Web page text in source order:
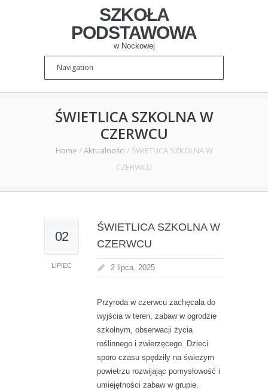
SZKOŁA
PODSTAWOWA
w Nockowej
ŚWIETLICA SZKOLNA W
CZERWCU
Home / Aktualności / ŚWIETLICA SZKOLNA W
CZERWCU
02
LIPIEC
ŚWIETLICA SZKOLNA W
CZERWCU
2 lipca, 2025
Przyroda w czerwcu zachęcała do
wyjścia w teren, zabaw w ogrodzie
szkolnym, obserwacji życia
roślinnego i zwierzęcego. Dzieci
sporo czasu spędziły na świeżym
powietrzu rozwijając pomysłowość i
umiejętności zabaw w grupie.